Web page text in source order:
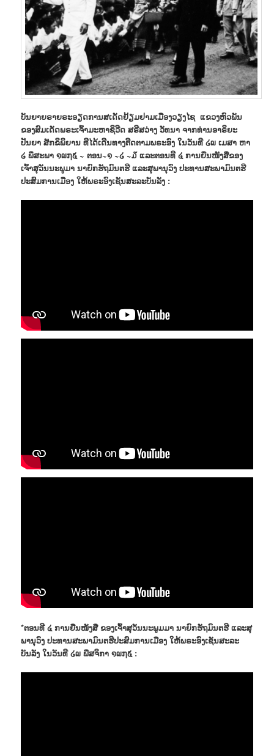
ບັນຍາຍຣາຍຣະອຽດການສເດັດຢ້ຽມຢາມເມືອງວຽງໄຊ ແຂວງຫົວພັນ
ຂອງສົມເດັດພຣະເຈົ້າມະຫາຊິວີດ ສຣີສວ່າງ ວັທນາ ຈາກທ່ານອາຣິຍະ
ປັນຍາ ສັກຂິພິຍານ ທີໄດ້ເດີນທາງຕີດຕາມພຣະອົງ ໃນວັນທີ ໒໙ ເມສາ ຫາ
໒ ພຶສະພາ ໑໙໗໕ ~ ຕອນ~໑ ~໒ ~໓ ແລະຕອນທີ ໔ ການຍືນໜັງສືຂອງ
ເຈົ້າສຸວັນນະພູມາ ນາຍົກຮັຖມົນຕຮີ ແລະສຸພານຸວົງ ປະທານສະພາມົນຕຮີ
ປະສົມການເມືອງ ໃຫ້ພຣະອົງເຊັນສະລະບັນລັງ :
*ຕອນທີ ໔ ການຍືນໜັງສື ຂອງເຈົ້າສຸວັນນະພູມມາ ນາຍົກຮັຖມົນຕຮີ ແລະສຸ
ພານຸວົງ ປະທານສະພາມົນຕຮີປະສົມການເມືອງ ໃຫ້ພຣະອົງເຊັນສະລະ
ບັນລັງ ໃນວັນທີ ໒໙ ພືສຈິກາ ໑໙໗໕ :